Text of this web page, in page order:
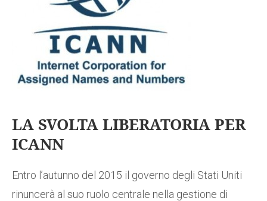
LA SVOLTA LIBERATORIA PER
ICANN
Entro l’autunno del 2015 il governo degli Stati Uniti
rinuncerà al suo ruolo centrale nella gestione di